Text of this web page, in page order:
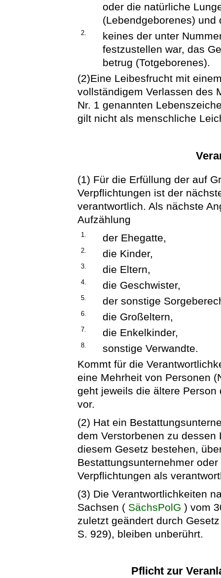
oder die natürliche
(Lebendgeborenes)
2.
keines der unter
festzustellen war, das
betrug (Totgeborenes).
(2)Eine Leibesfrucht mit
vollständigem Verlassen des
Nr. 1 genannten
gilt nicht als menschliche
(1) Für die Erfüllung der auf
Verpflichtungen ist der
verantwortlich. Als nächste
Aufzählung
1. der Ehegatte,
2. die Kinder,
3. die Eltern,
4. die Geschwister,
5. der sonstige
6. die Großeltern,
7. die Enkelkinder,
8.
sonstige Verwandte.
Kommt für die
eine Mehrheit von Personen
geht jeweils die ältere
vor.
(2) Hat ein
dem Verstorbenen zu
diesem Gesetz bestehen,
Bestattungsunternehmer
Verpflichtungen als
(3) Die Verantwortlichkeiten
Sachsen ( SächsPolG ) vom
zuletzt geändert durch
S. 929), bleiben unberührt.
Pflicht zur